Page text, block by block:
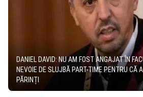
DANIEL DAVID: NU AM FOST ANGAJAT ÎN
NEVOIE DE SLUJBĂ PART-TIME PENTRU CĂ
PĂRINȚI